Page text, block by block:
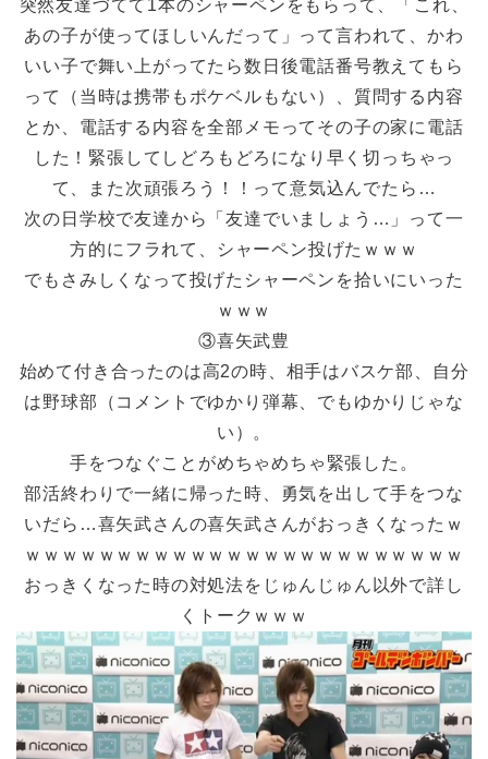
突然友達づてて1本のシャーペンをもらって、「これ、
あの子が使ってほしいんだって」って言われて、かわ
いい子で舞い上がってたら数日後電話番号教えてもら
って（当時は携帯もポケベルもない）、質問する内容
とか、電話する内容を全部メモってその子の家に電話
した！緊張してしどろもどろになり早く切っちゃっ
て、また次頑張ろう！！って意気込んでたら…
次の日学校で友達から「友達でいましょう…」って一
方的にフラれて、シャーペン投げたｗｗｗ
でもさみしくなって投げたシャーペンを拾いにいった
ｗｗｗ
③喜矢武豊
始めて付き合ったのは高2の時、相手はバスケ部、自分
は野球部（コメントでゆかり弾幕、でもゆかりじゃな
い）。
手をつなぐことがめちゃめちゃ緊張した。
部活終わりで一緒に帰った時、勇気を出して手をつな
いだら…喜矢武さんの喜矢武さんがおっきくなったｗ
ｗｗｗｗｗｗｗｗｗｗｗｗｗｗｗｗｗｗｗｗｗｗｗｗ
おっきくなった時の対処法をじゅんじゅん以外で詳し
くトークｗｗｗ